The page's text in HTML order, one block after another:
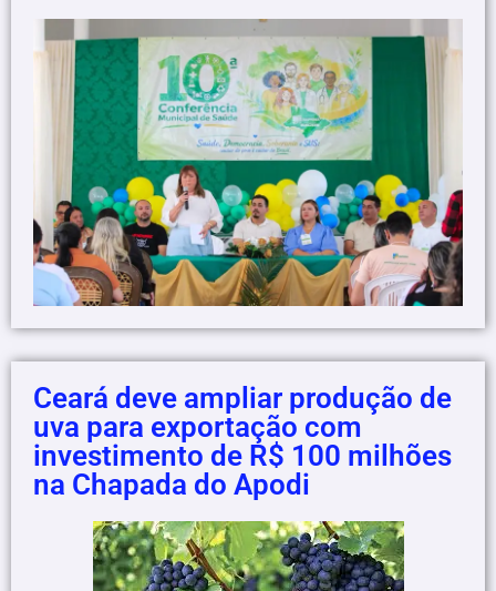
Ceará deve ampliar produção de
uva para exportação com
investimento de R$ 100 milhões
na Chapada do Apodi